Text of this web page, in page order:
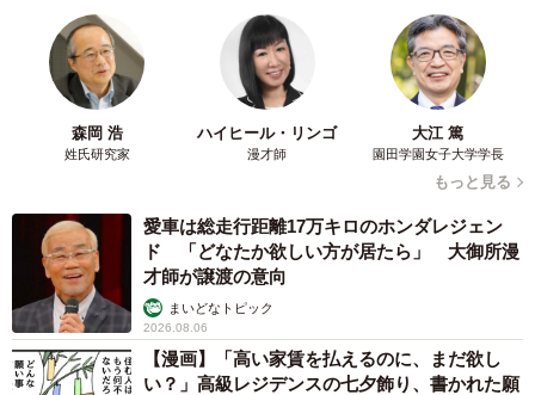
また、豆腐は、水に浸かっていない充填豆腐がおすすめ
で、餡子がなくても生地に少し甘味料を足すだけで、甘み
が出て美味しいそう。詳細の材料と作り方は、はゆかさん
のInstagramで紹介されています。
森岡 浩
姓氏研究家
ハイヒール・リンゴ
漫才師
大江 篤
園田学園女子大学学長
もっと見る
愛車は総走行距離17万キロのホンダレジェン
ド 「どなたか欲しい方が居たら」 大御所漫
才師が譲渡の意向
まいどなトピック
2026.08.06
【漫画】「高い家賃を払えるのに、まだ欲し
い？」高級レジデンスの七夕飾り、書かれた願